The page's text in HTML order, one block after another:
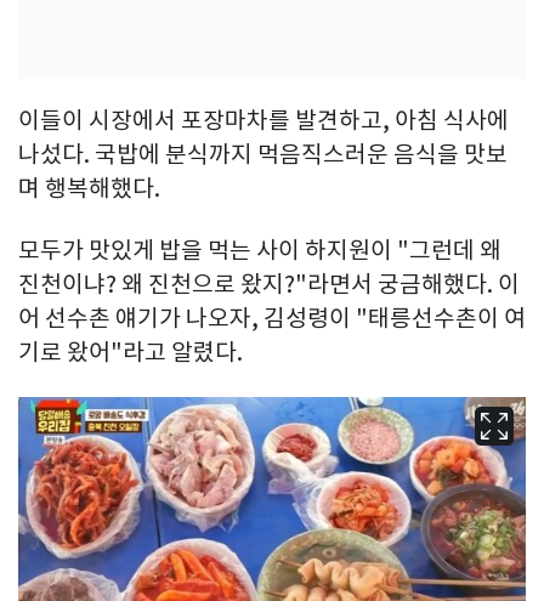
이들이 시장에서 포장마차를 발견하고, 아침 식사에
나섰다. 국밥에 분식까지 먹음직스러운 음식을 맛보
며 행복해했다.
모두가 맛있게 밥을 먹는 사이 하지원이 "그런데 왜
진천이냐? 왜 진천으로 왔지?"라면서 궁금해했다. 이
어 선수촌 얘기가 나오자, 김성령이 "태릉선수촌이 여
기로 왔어"라고 알렸다.